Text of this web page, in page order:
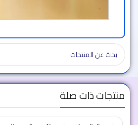
منتجات ذات صلة